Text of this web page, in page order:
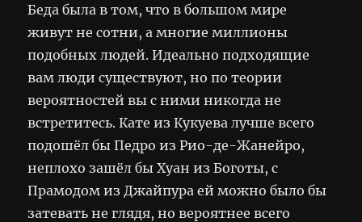
Беда была в том, что в большом мире
живут не сотни, а многие миллионы
подобных людей. Идеально подходящие
вам люди существуют, но по теории
вероятностей вы с ними никогда не
встретитесь. Кате из Кукуева лучше всего
подошёл бы Педро из Рио-де-Жанейро,
неплохо зашёл бы Хуан из Боготы, с
Прамодом из Джайпура ей можно было бы
затевать не глядя, но вероятнее всего